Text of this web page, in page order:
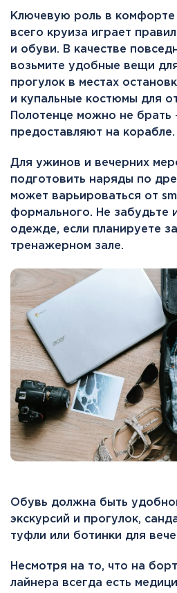
Ключевую роль в
всего круиза играет
и обуви. В качестве
возьмите удобные вещи
прогулок в местах
и купальные костюмы для
Полотенце можно не
предоставляют на корабле.
Для ужинов и вечерних
подготовить наряды по
может варьироваться от
формального. Не забудьте
одежде, если планируете
тренажерном зале.
Обувь должна быть
экскурсий и прогулок,
туфли или ботинки для
Несмотря на то, что на
лайнера всегда есть